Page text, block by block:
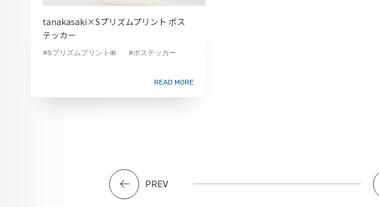
tanakasaki×Sプリズムプリント ポス
テッカー
#Sプリズムプリント® #ポステッカー
READ MORE
PREV